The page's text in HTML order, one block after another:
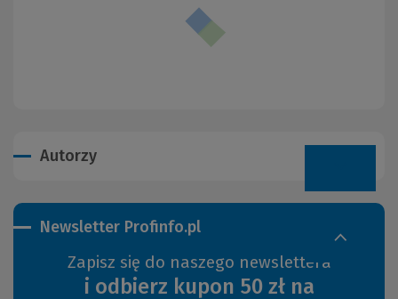
Autorzy
Newsletter Profinfo.pl
Zapisz się do naszego newslettera
i odbierz kupon 50 zł na